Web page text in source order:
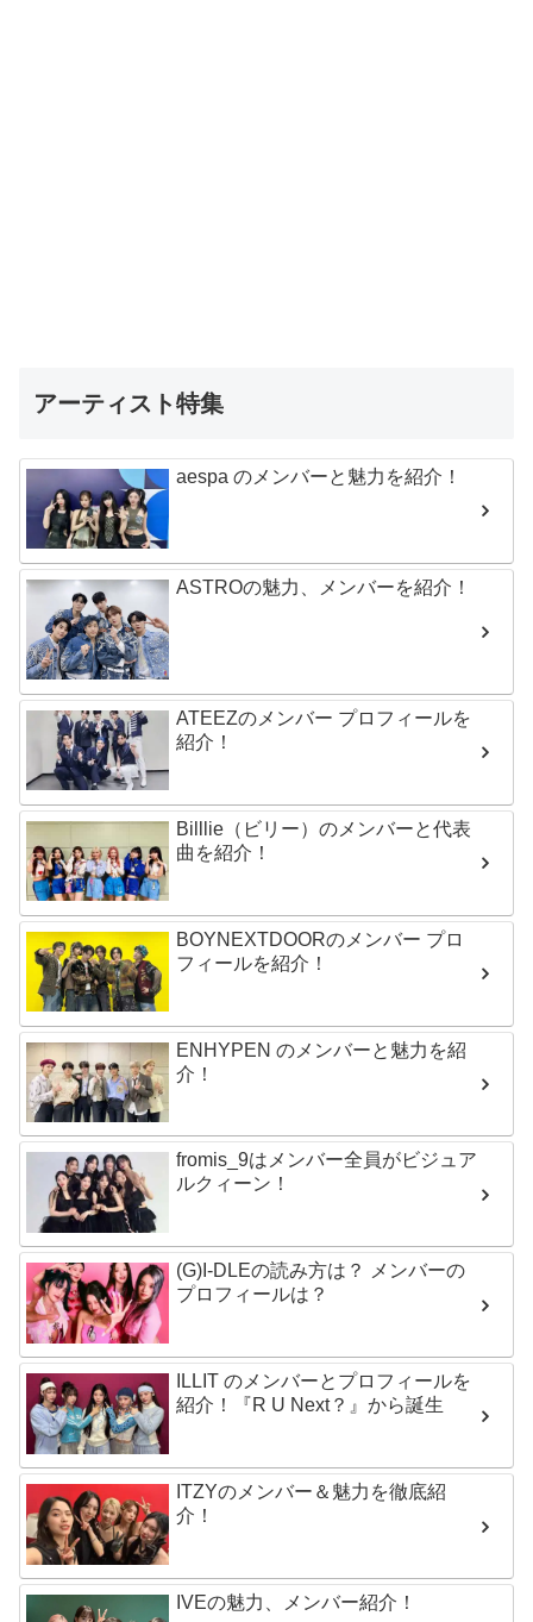
アーティスト特集
aespa のメンバーと魅力を紹介！
ASTROの魅力、メンバーを紹介！
ATEEZのメンバー プロフィールを
紹介！
Billlie（ビリー）のメンバーと代表
曲を紹介！
BOYNEXTDOORのメンバー プロ
フィールを紹介！
ENHYPEN のメンバーと魅力を紹
介！
fromis_9はメンバー全員がビジュア
ルクィーン！
(G)I-DLEの読み方は？ メンバーの
プロフィールは？
ILLIT のメンバーとプロフィールを
紹介！『R U Next？』から誕生
ITZYのメンバー＆魅力を徹底紹
介！
IVEの魅力、メンバー紹介！